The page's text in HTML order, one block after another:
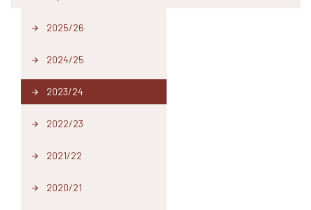
arrow_forward 2025/26
arrow_forward 2024/25
arrow_forward 2023/24
arrow_forward 2022/23
arrow_forward 2021/22
arrow_forward 2020/21